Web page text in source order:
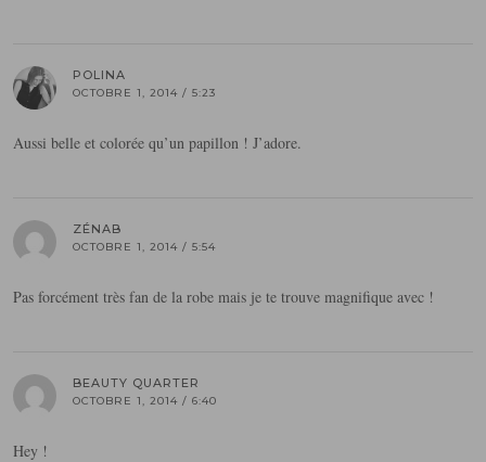
POLINA
OCTOBRE 1, 2014 / 5:23
Aussi belle et colorée qu’un papillon ! J’adore.
ZÉNAB
OCTOBRE 1, 2014 / 5:54
Pas forcément très fan de la robe mais je te trouve magnifique avec !
BEAUTY QUARTER
OCTOBRE 1, 2014 / 6:40
Hey !